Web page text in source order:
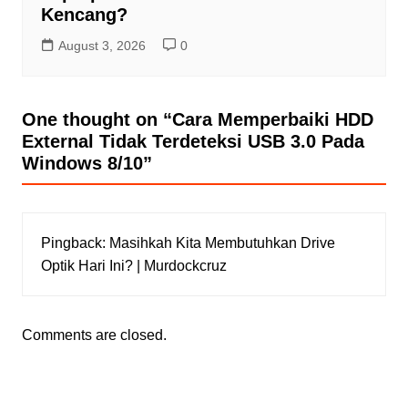
Kencang?
August 3, 2026 0
One thought on “Cara Memperbaiki HDD
External Tidak Terdeteksi USB 3.0 Pada
Windows 8/10”
Pingback: Masihkah Kita Membutuhkan Drive
Optik Hari Ini? | Murdockcruz
Comments are closed.